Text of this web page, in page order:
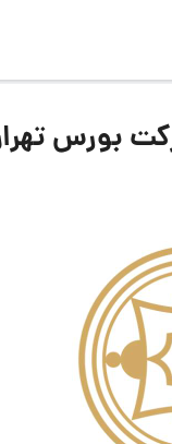
| ۲۴ خرداد